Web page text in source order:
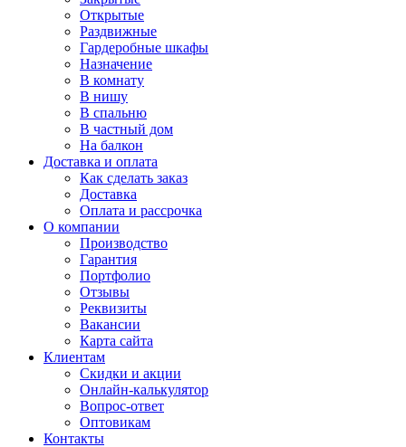
Открытые
Раздвижные
Гардеробные шкафы
Назначение
В комнату
В нишу
В спальню
В частный дом
На балкон
Доставка и оплата
Как сделать заказ
Доставка
Оплата и рассрочка
О компании
Производство
Гарантия
Портфолио
Отзывы
Реквизиты
Вакансии
Карта сайта
Клиентам
Скидки и акции
Онлайн-калькулятор
Вопрос-ответ
Оптовикам
Контакты